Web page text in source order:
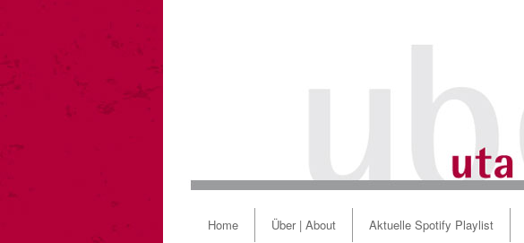
Home Über | About Aktuelle Spotify Playlist